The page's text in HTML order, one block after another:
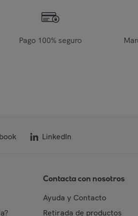
Pago 100% seguro
LinkedIn
Contacta con nosotros
Ayuda y Contacto
Retirada de productos